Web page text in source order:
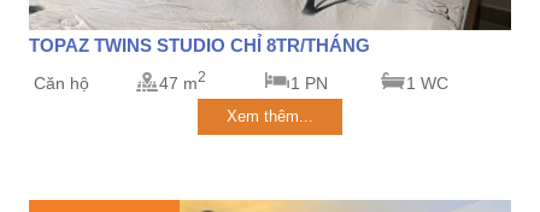
TOPAZ TWINS STUDIO CHỈ 8TR/THÁNG
Căn hộ 47 m2 1 PN 1 WC
Xem thêm...